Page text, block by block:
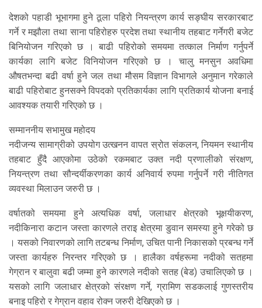
देशको पहाडी भूभागमा हुने ठूला पहिरो नियन्त्रण कार्य सङ्घीय सरकारबाट
गर्ने र मझौला तथा साना पहिरोहरु प्रदेश तथा स्थानीय तहबाट गर्नेगरी बजेट
बिनियोजन गरिएको छ । बाढी पहिरोको समयमा तत्काल निर्माण गर्नुपर्ने
कार्यका लागि बजेट विनियोजन गरिएको छ । चालु मनसुन अवधिमा
औषतभन्दा बढी वर्षा हुने जल तथा मौसम विज्ञान विभागले अनुमान गरेकाले
बाढी पहिरोबाट हुनसक्ने विपदको प्रतिकार्यका लागि प्रतिकार्य योजना बनाई
आवश्यक तयारी गरिएको छ ।
सम्माननीय सभामुख महोदय
नदीजन्य सामाग्रीको उपयोग उत्खनन वापत स्रोत संकलन, नियमन स्थानीय
तहबाट हुँदै आएकोमा उठेको रकमबाट उक्त नदी प्रणालीको संरक्षण,
नियन्त्रण तथा सौन्दर्यीकरणका कार्य अनिवार्य रुपमा गर्नुपर्ने गरी नीतिगत
व्यवस्था मिलाउन जरुरी छ ।
वर्षातको समयमा हुने अत्यधिक वर्षा, जलाधार क्षेत्रको भूक्षयीकरण,
नदीकिनारा कटान जस्ता कारणले तराइ क्षेत्रमा डुवान समस्या हुने गरेको छ
। यसको निवारणको लागि तटबन्ध निर्माण, उचित पानी निकासको प्रबन्ध गर्ने
जस्ता कार्यहरु निरन्तर गरिएको छ । हालैका वर्षहरूमा नदीको सतहमा
गेग्रान र बालुवा बढी जम्मा हुने कारणले नदीको सतह (बेड) उचालिएको छ ।
यसको लागि जलाधार क्षेत्रको संरक्षण गर्ने, ग्रामिण सडकलाई गुणस्तरीय
बनाइ पहिरो र गेग्रान वहाव रोक्न जरुरी देखिएको छ ।